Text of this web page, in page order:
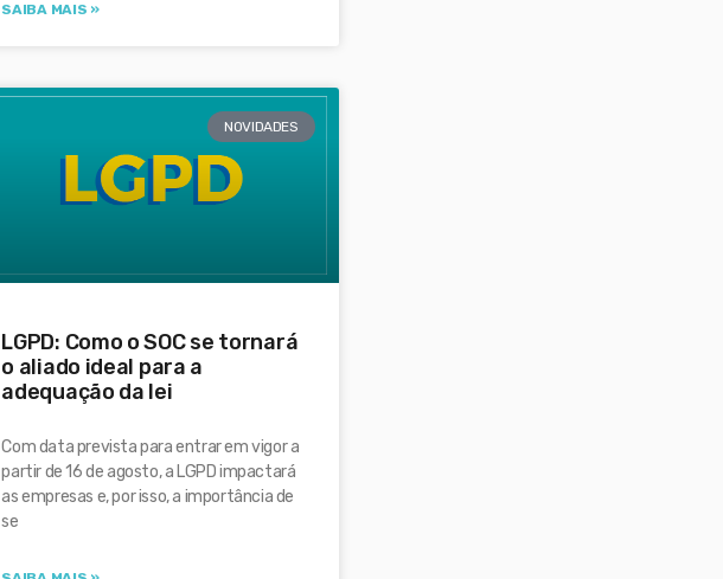
SAIBA MAIS »
NOVIDADES
LGPD: Como o SOC se tornará
o aliado ideal para a
adequação da lei
Com data prevista para entrar em vigor a
partir de 16 de agosto, a LGPD impactará
as empresas e, por isso, a importância de
se